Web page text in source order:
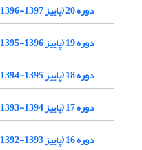
دوره 20 (پاییز 1397-1396)
دوره 19 (پاییز 1396-1395)
دوره 18 (پاییز 1395-1394)
دوره 17 (پاییز 1394-1393)
دوره 16 (پاییز 1393-1392)